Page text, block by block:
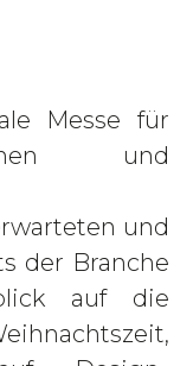
Messe für
und
und
der Branche
auf die